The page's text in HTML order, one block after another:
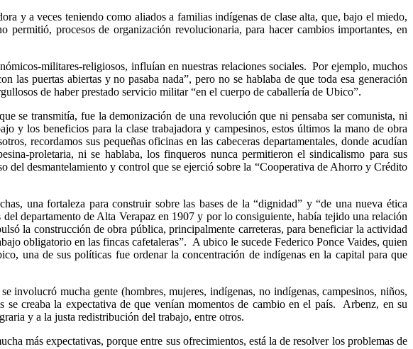
y a veces teniendo como aliados a familias indígenas de clase alta, que, bajo el miedo,
procesos de organización revolucionaria, para hacer cambios importantes, en
militares-religiosos, influían en nuestras relaciones sociales. Por ejemplo, muchos
puertas abiertas y no pasaba nada”, pero no se hablaba de que toda esa generación
de haber prestado servicio militar “en el cuerpo de caballería de Ubico”.
se transmitía, fue la demonización de una revolución que ni pensaba ser comunista, ni
y los beneficios para la clase trabajadora y campesinos, estos últimos la mano de obra
recordamos sus pequeñas oficinas en las cabeceras departamentales, donde acudían
proletaria, ni se hablaba, los finqueros nunca permitieron el sindicalismo para sus
desmantelamiento y control que se ejerció sobre la “Cooperativa de Ahorro y Crédito
una fortaleza para construir sobre las bases de la “dignidad” y “de una nueva ética
departamento de Alta Verapaz en 1907 y por lo consiguiente, había tejido una relación
la construcción de obra pública, principalmente carreteras, para beneficiar la actividad
obligatorio en las fincas cafetaleras”. A ubico le sucede Federico Ponce Vaides, quien
una de sus políticas fue ordenar la concentración de indígenas en la capital para que
involucró mucha gente (hombres, mujeres, indígenas, no indígenas, campesinos, niños,
creaba la expectativa de que venían momentos de cambio en el país. Arbenz, en su
y a la justa redistribución del trabajo, entre otros.
más expectativas, porque entre sus ofrecimientos, está la de resolver los problemas de